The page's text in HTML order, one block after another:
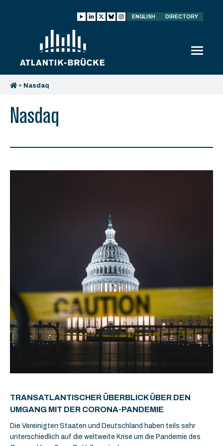
ENGLISH DIRECTORY
» Nasdaq
Nasdaq
TRANSATLANTISCHER ÜBERBLICK ÜBER DEN
UMGANG MIT DER CORONA-PANDEMIE
Die Vereinigten Staaten und Deutschland haben teils sehr
unterschiedlich auf die weltweite Krise um die Pandemie des